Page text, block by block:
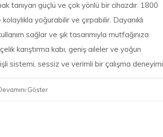
tanıyan güçlü ve çok yönlü bir cihazdır. 1800
yoğurabilir ve çırpabilir. Dayanıklı
sağlar ve şık tasarımıyla mutfağınıza
karıştırma kabı, geniş aileler ve yoğun
sistemi, sessiz ve verimli bir çalışma deneyimi
hamur kancası, hamur sıyırma ve hamur
Göster